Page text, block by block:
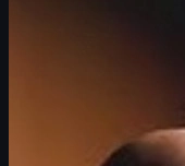
Cách lựa
Mua bán
Mẹo tối ưu
Tổng quan về